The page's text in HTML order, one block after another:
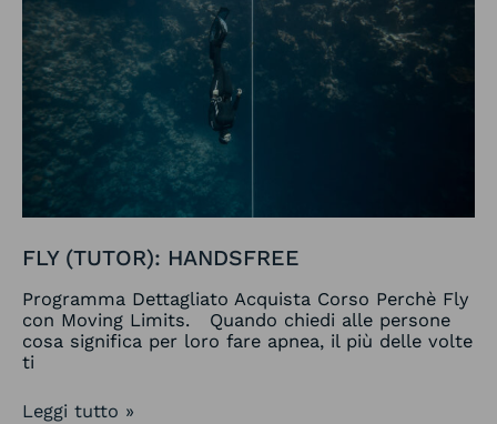
FLY (TUTOR): HANDSFREE
Programma Dettagliato Acquista Corso Perchè Fly
con Moving Limits. Quando chiedi alle persone
cosa significa per loro fare apnea, il più delle volte
ti
Fly
(Tutor):
handsfree
Leggi tutto »